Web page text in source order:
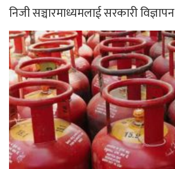
निजी सञ्चारमाध्यमलाई सरकारी विज्ञापन